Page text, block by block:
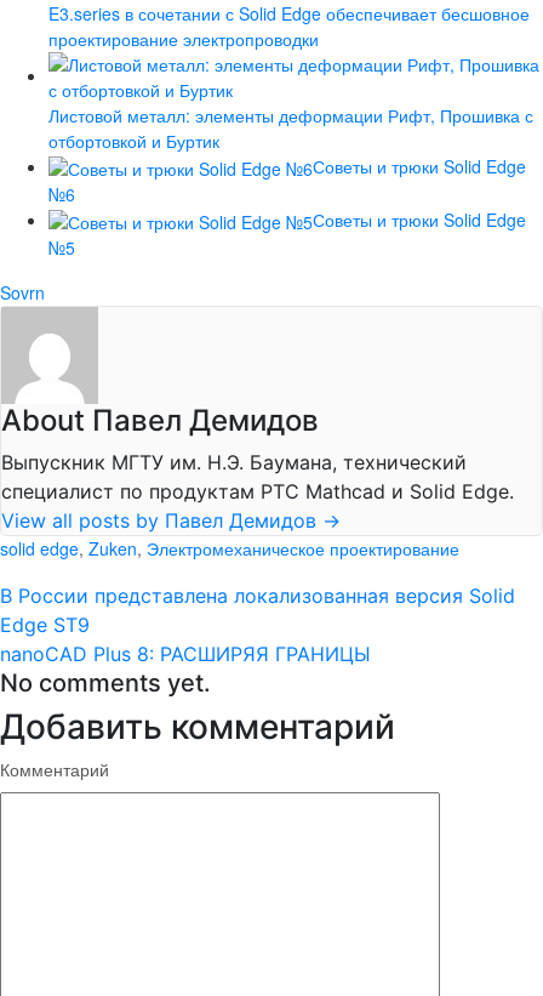
E3.series в сочетании с Solid Edge обеспечивает бесшовное
проектирование электропроводки
Листовой металл: элементы деформации Рифт, Прошивка с
отбортовкой и Буртик
Советы и трюки Solid Edge
№6
Советы и трюки Solid Edge
№5
Sovrn
About Павел Демидов
Выпускник МГТУ им. Н.Э. Баумана, технический
специалист по продуктам PTC Mathcad и Solid Edge.
View all posts by Павел Демидов →
solid edge, Zuken, Электромеханическое проектирование
В России представлена локализованная версия Solid
Edge ST9
nanoCAD Plus 8: РАСШИРЯЯ ГРАНИЦЫ
No comments yet.
Добавить комментарий
Комментарий